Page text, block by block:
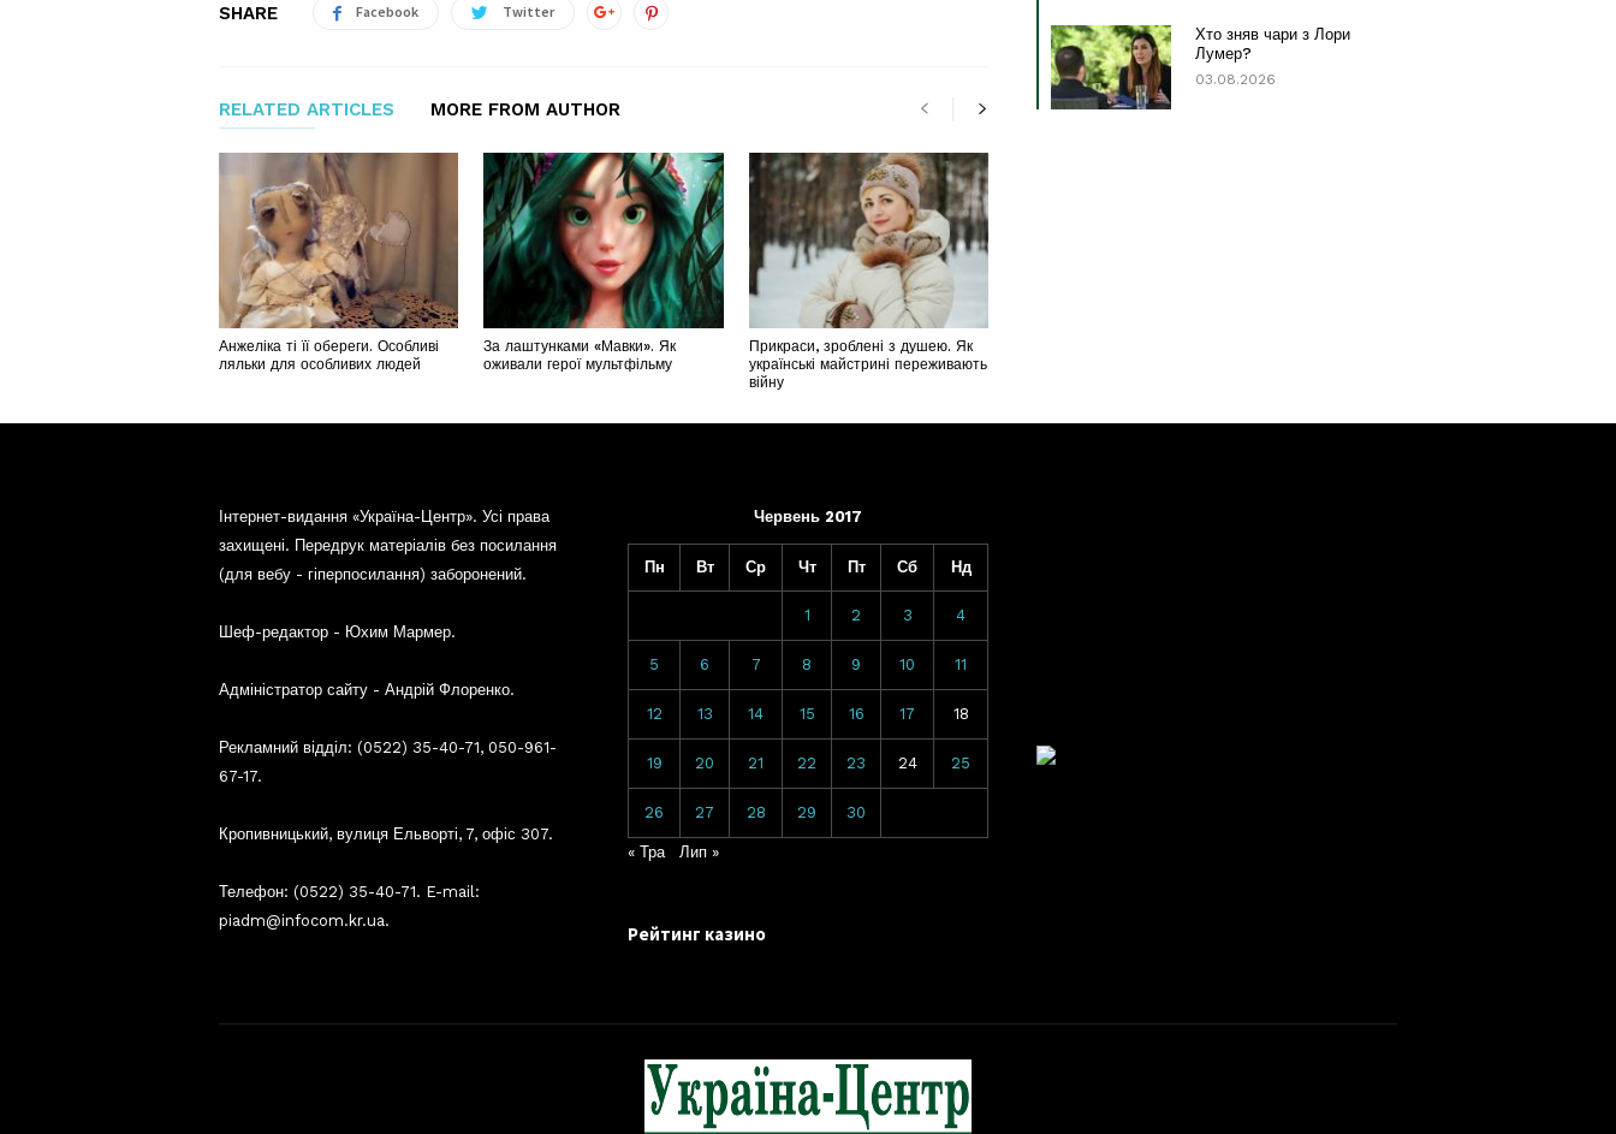
SHARE Facebook Twitter
RELATED ARTICLES MORE FROM AUTHOR
Анжеліка ті її обереги. Особливі
ляльки для особливих людей
За лаштунками «Мавки». Як
оживали герої мультфільму
Прикраси, зроблені з душею. Як
українські майстрині переживають
війну
Хто зняв чари з Лори
Лумер?
03.08.2026
Інтернет-видання «Україна-Центр». Усі права
захищені. Передрук матеріалів без посилання
(для вебу - гіперпосилання) заборонений.
Шеф-редактор - Юхим Мармер.
Адміністратор сайту - Андрій Флоренко.
Рекламний відділ: (0522) 35-40-71, 050-961-
67-17.
Кропивницький, вулиця Ельворті, 7, офіс 307.
Телефон: (0522) 35-40-71. E-mail:
piadm@infocom.kr.ua.
Червень 2017
Пн Вт Ср Чт Пт Сб Нд
1 2 3 4
5 6 7 8 9 10 11
12 13 14 15 16 17 18
19 20 21 22 23 24 25
26 27 28 29 30
« Тра Лип »
Рейтинг казино